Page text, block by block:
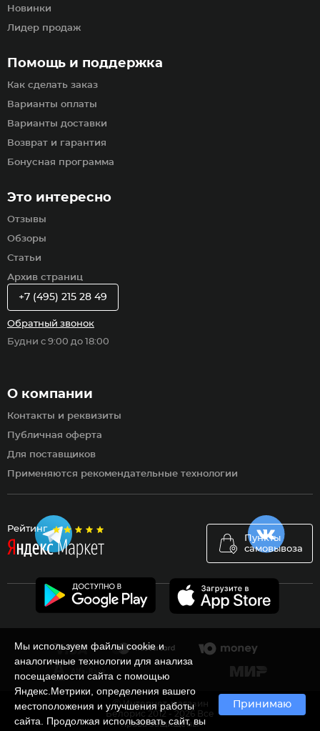
Рейтинг
Пункты
самовывоза
Помощь и поддержка
Как сделать заказ
Варианты оплаты
Варианты доставки
Возврат и гарантия
Бонусная программа
Новинки
Лидер продаж
Это интересно
Отзывы
Обзоры
Статьи
Архив страниц
О компании
Контакты и реквизиты
Публичная оферта
Для поставщиков
Применяются рекомендательные технологии
+7 (495) 215 28 49
Обратный звонок
Будни с 9:00 до 18:00
Мы используем файлы cookie и
аналогичные технологии для анализа
посещаемости сайта с помощью
Яндекс.Метрики, определения вашего
местоположения и улучшения работы
сайта. Продолжая использовать сайт, вы
Принимаю
Ⓒ Интернет-магазин
Белорис 2012 - 2026 Все
права защищены